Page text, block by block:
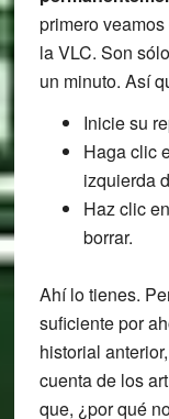
primero
la VLC. Son
un minuto. Así
Inicie su
Haga clic
izquierda
Haz clic
borrar.
Ahí lo tienes.
suficiente por
historial
cuenta de los
que, ¿por qué